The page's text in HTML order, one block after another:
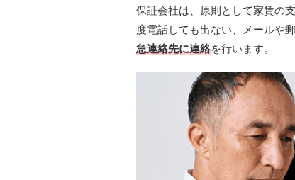
保証会社は、原則として家賃の
度電話しても出ない、メールや
急連絡先に連絡を行います。